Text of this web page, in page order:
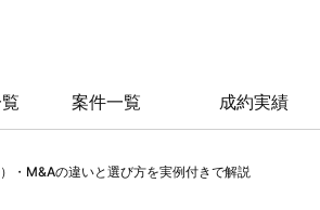
案件一覧 成約実績
・M&Aの違いと選び方を実例付きで解説